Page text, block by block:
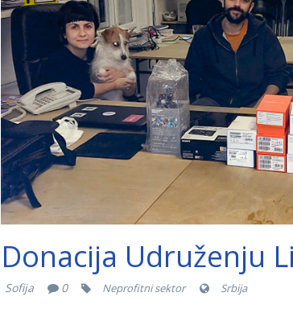
Donacija Udruženju
Sofija 0 Neprofitni sektor Srbija